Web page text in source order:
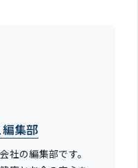
集部
社の編集部です。